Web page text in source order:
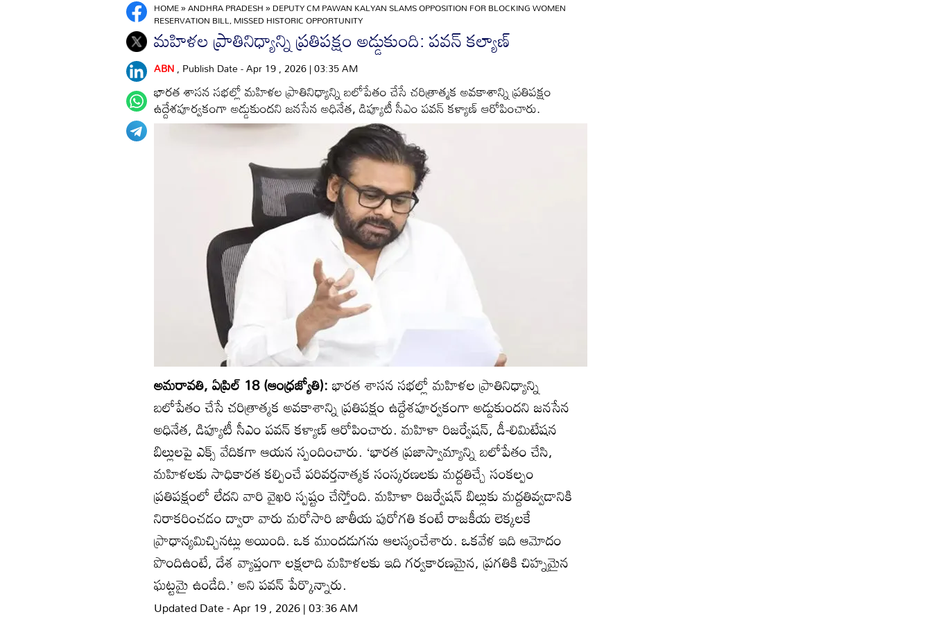
HOME»ANDHRA PRADESH»DEPUTY CM PAWAN KALYAN SLAMS OPPOSITION FOR BLOCKING WOMEN
RESERVATION BILL, MISSED HISTORIC OPPORTUNITY
మహిళల ప్రాతినిధ్యాన్ని ప్రతిపక్షం అడ్డుకుంది: పవన్‌ కల్యాణ్‌
ABN, Publish Date - Apr 19 , 2026 | 03:35 AM
భారత శాసన సభల్లో మహిళల ప్రాతినిధ్యాన్ని బలోపేతం చేసే చరిత్రాత్మక అవకాశాన్ని ప్రతిపక్షం
ఉద్దేశపూర్వకంగా అడ్డుకుందని జనసేన అధినేత, డిప్యూటీ సీఎం పవన్‌ కళ్యాణ్‌ ఆరోపించారు.
అమరావతి, ఏప్రిల్‌ 18 (ఆంధ్రజ్యోతి):భారత శాసన సభల్లో మహిళల ప్రాతినిధ్యాన్ని
బలోపేతం చేసే చరిత్రాత్మక అవకాశాన్ని ప్రతిపక్షం ఉద్దేశపూర్వకంగా అడ్డుకుందని జనసేన
అధినేత, డిప్యూటీ సీఎం పవన్‌ కళ్యాణ్‌ ఆరోపించారు. మహిళా రిజర్వేషన్‌, డీ-లిమిటేషన
బిల్లులపై ఎక్స్‌ వేదికగా ఆయన స్పందించారు. ‘భారత ప్రజాస్వామ్యాన్ని బలోపేతం చేసి,
మహిళలకు సాధికారత కల్పించే పరివర్తనాత్మక సంస్కరణలకు మద్దతిచ్చే సంకల్పం
ప్రతిపక్షంలో లేదని వారి వైఖరి స్పష్టం చేస్తోంది. మహిళా రిజర్వేషన్‌ బిల్లుకు మద్దతివ్వడానికి
నిరాకరించడం ద్వారా వారు మరోసారి జాతీయ పురోగతి కంటే రాజకీయ లెక్కలకే
ప్రాధాన్యమిచ్చినట్లు అయింది. ఒక ముందడుగను ఆలస్యంచేశారు. ఒకవేళ ఇది ఆమోదం
పొందిఉంటే, దేశ వ్యాప్తంగా లక్షలాది మహిళలకు ఇది గర్వకారణమైన, ప్రగతికి చిహ్నమైన
ఘట్టమై ఉండేది.’ అని పవన్‌ పేర్కొన్నారు.
Updated Date - Apr 19 , 2026 | 03:36 AM